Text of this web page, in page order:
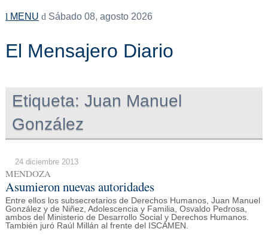
MENU Sábado 08, agosto 2026
El Mensajero Diario
Etiqueta: Juan Manuel
González
24 diciembre 2013
MENDOZA
Asumieron nuevas autoridades
Entre ellos los subsecretarios de Derechos Humanos, Juan Manuel
González y de Niñez, Adolescencia y Familia, Osvaldo Pedrosa,
ambos del Ministerio de Desarrollo Social y Derechos Humanos.
También juró Raúl Millán al frente del ISCAMEN.